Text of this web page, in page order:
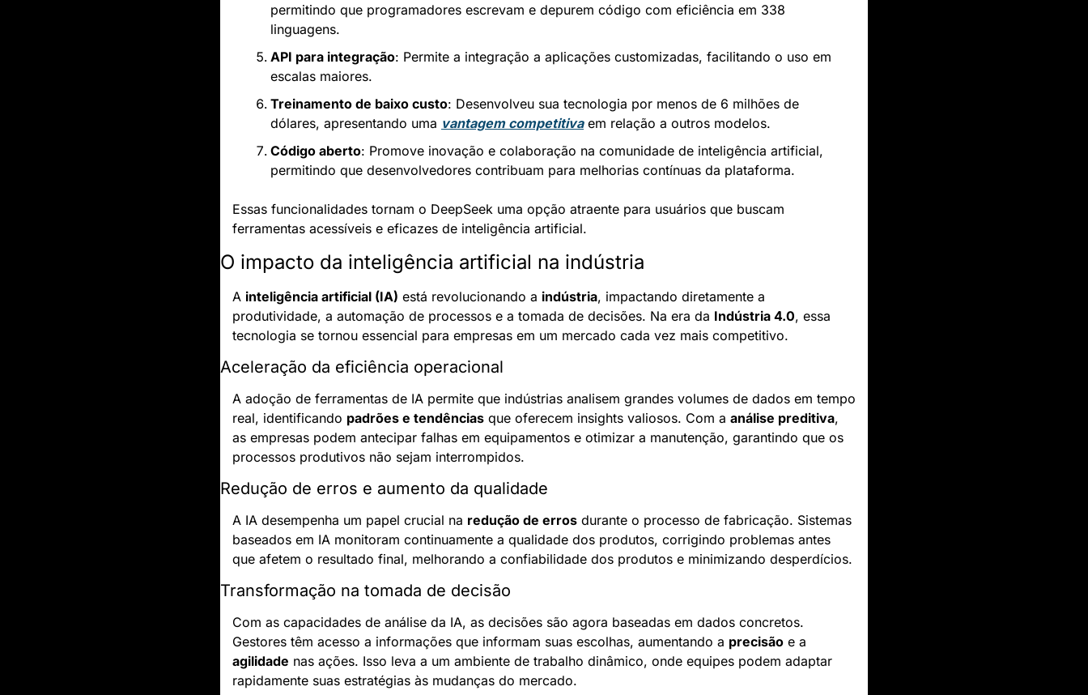
permitindo que programadores escrevam e depurem código com eficiência em 338
linguagens.
API para integração: Permite a integração a aplicações customizadas, facilitando o uso em
escalas maiores.
Treinamento de baixo custo: Desenvolveu sua tecnologia por menos de 6 milhões de
dólares, apresentando uma vantagem competitiva em relação a outros modelos.
Código aberto: Promove inovação e colaboração na comunidade de inteligência artificial,
permitindo que desenvolvedores contribuam para melhorias contínuas da plataforma.
Essas funcionalidades tornam o DeepSeek uma opção atraente para usuários que buscam
ferramentas acessíveis e eficazes de inteligência artificial.
O impacto da inteligência artificial na indústria
A inteligência artificial (IA) está revolucionando a indústria, impactando diretamente a
produtividade, a automação de processos e a tomada de decisões. Na era da Indústria 4.0, essa
tecnologia se tornou essencial para empresas em um mercado cada vez mais competitivo.
Aceleração da eficiência operacional
A adoção de ferramentas de IA permite que indústrias analisem grandes volumes de dados em tempo
real, identificando padrões e tendências que oferecem insights valiosos. Com a análise preditiva,
as empresas podem antecipar falhas em equipamentos e otimizar a manutenção, garantindo que os
processos produtivos não sejam interrompidos.
Redução de erros e aumento da qualidade
A IA desempenha um papel crucial na redução de erros durante o processo de fabricação. Sistemas
baseados em IA monitoram continuamente a qualidade dos produtos, corrigindo problemas antes
que afetem o resultado final, melhorando a confiabilidade dos produtos e minimizando desperdícios.
Transformação na tomada de decisão
Com as capacidades de análise da IA, as decisões são agora baseadas em dados concretos.
Gestores têm acesso a informações que informam suas escolhas, aumentando a precisão
agilidade nas ações. Isso leva a um ambiente de trabalho dinâmico, onde equipes podem adaptar
rapidamente suas estratégias às mudanças do mercado.